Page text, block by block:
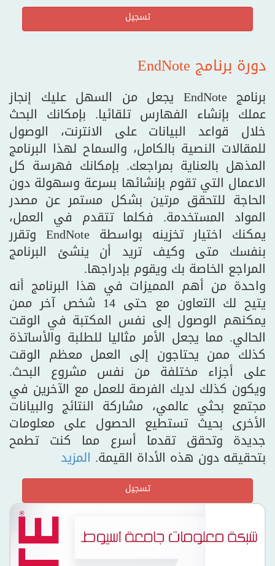
تسجيل
دورة برنامج EndNote
برنامج EndNote يجعل من السهل عليك إنجاز
عملك بإنشاء الفهارس تلقائيا. بإمكانك البحث
خلال قواعد البيانات على الانترنت، الوصول
للمقالات النصية بالكامل، والسماح لهذا البرنامج
المذهل بالعناية بمراجعك. بإمكانك فهرسة كل
الاعمال التي تقوم بإنشائها بسرعة وسهولة دون
الحاجة للتحقق مرتين بشكل مستمر عن مصدر
المواد المستخدمة. فكلما تتقدم في العمل،
يمكنك اختيار تخزينه بواسطة EndNote وتقرر
بنفسك متى وكيف تريد أن ينشئ البرنامج
المراجع الخاصة بك ويقوم بإدراجها.
واحدة من أهم المميزات في هذا البرنامج أنه
يتيح لك التعاون مع حتى 14 شخص آخر ممن
يمكنهم الوصول إلى نفس المكتبة في الوقت
الحالي. مما يجعل الأمر مثاليا للطلبة والأساتذة
كذلك ممن يحتاجون إلى العمل معظم الوقت
على أجزاء مختلفة من نفس مشروع البحث.
ويكون كذلك لديك الفرصة للعمل مع الآخرين في
مجتمع بحثي عالمي، مشاركة النتائج والبيانات
الأخرى بحيث تستطيع الحصول على معلومات
جديدة وتحقق تقدما أسرع مما كنت تطمح
بتحقيقه دون هذه الأداة القيمة. المزيد
تسجيل